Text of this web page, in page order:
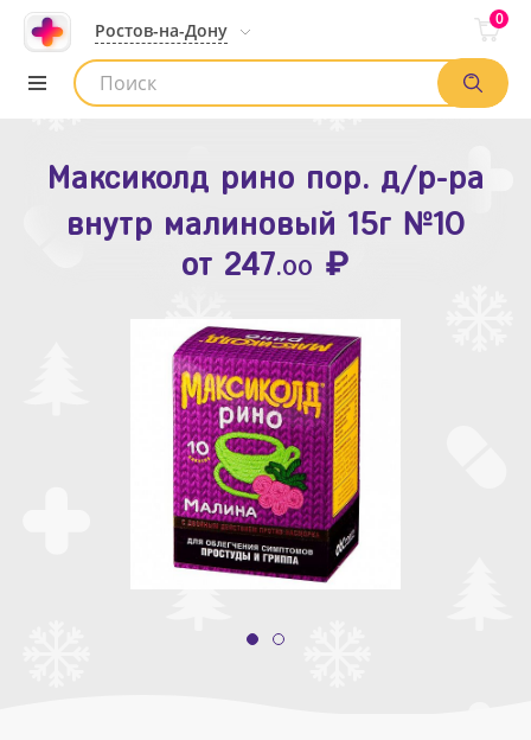
Ростов-на-Дону
0
Список аптек
Максиколд рино пор. д/р-ра
внутр малиновый 15г №10
от 247.00 ₽
Зодак таб. п.п.о. 10мг №10
от109.80 ₽